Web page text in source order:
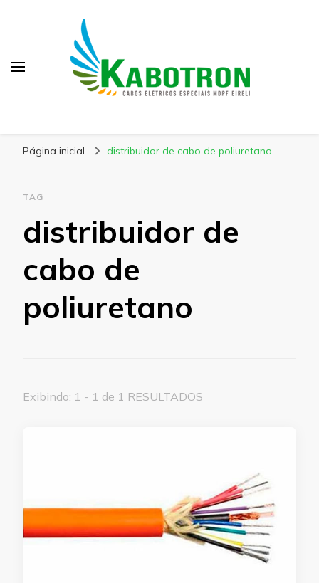
Página inicial distribuidor de cabo de poliuretano
TAG
distribuidor de
cabo de
poliuretano
Exibindo: 1 - 1 de 1 RESULTADOS